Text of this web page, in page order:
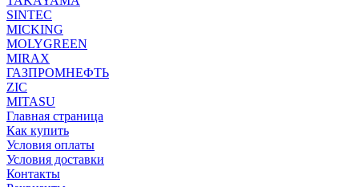
SINTEC
MICKING
MOLYGREEN
MIRAX
ГАЗПРОМНЕФТЬ
ZIC
MITASU
Главная страница
Как купить
Условия оплаты
Условия доставки
Контакты